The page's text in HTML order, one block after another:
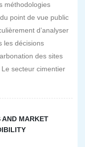
méthodologies
point de vue public
d’analyser
les décisions
des sites
secteur cimentier
AND MARKET